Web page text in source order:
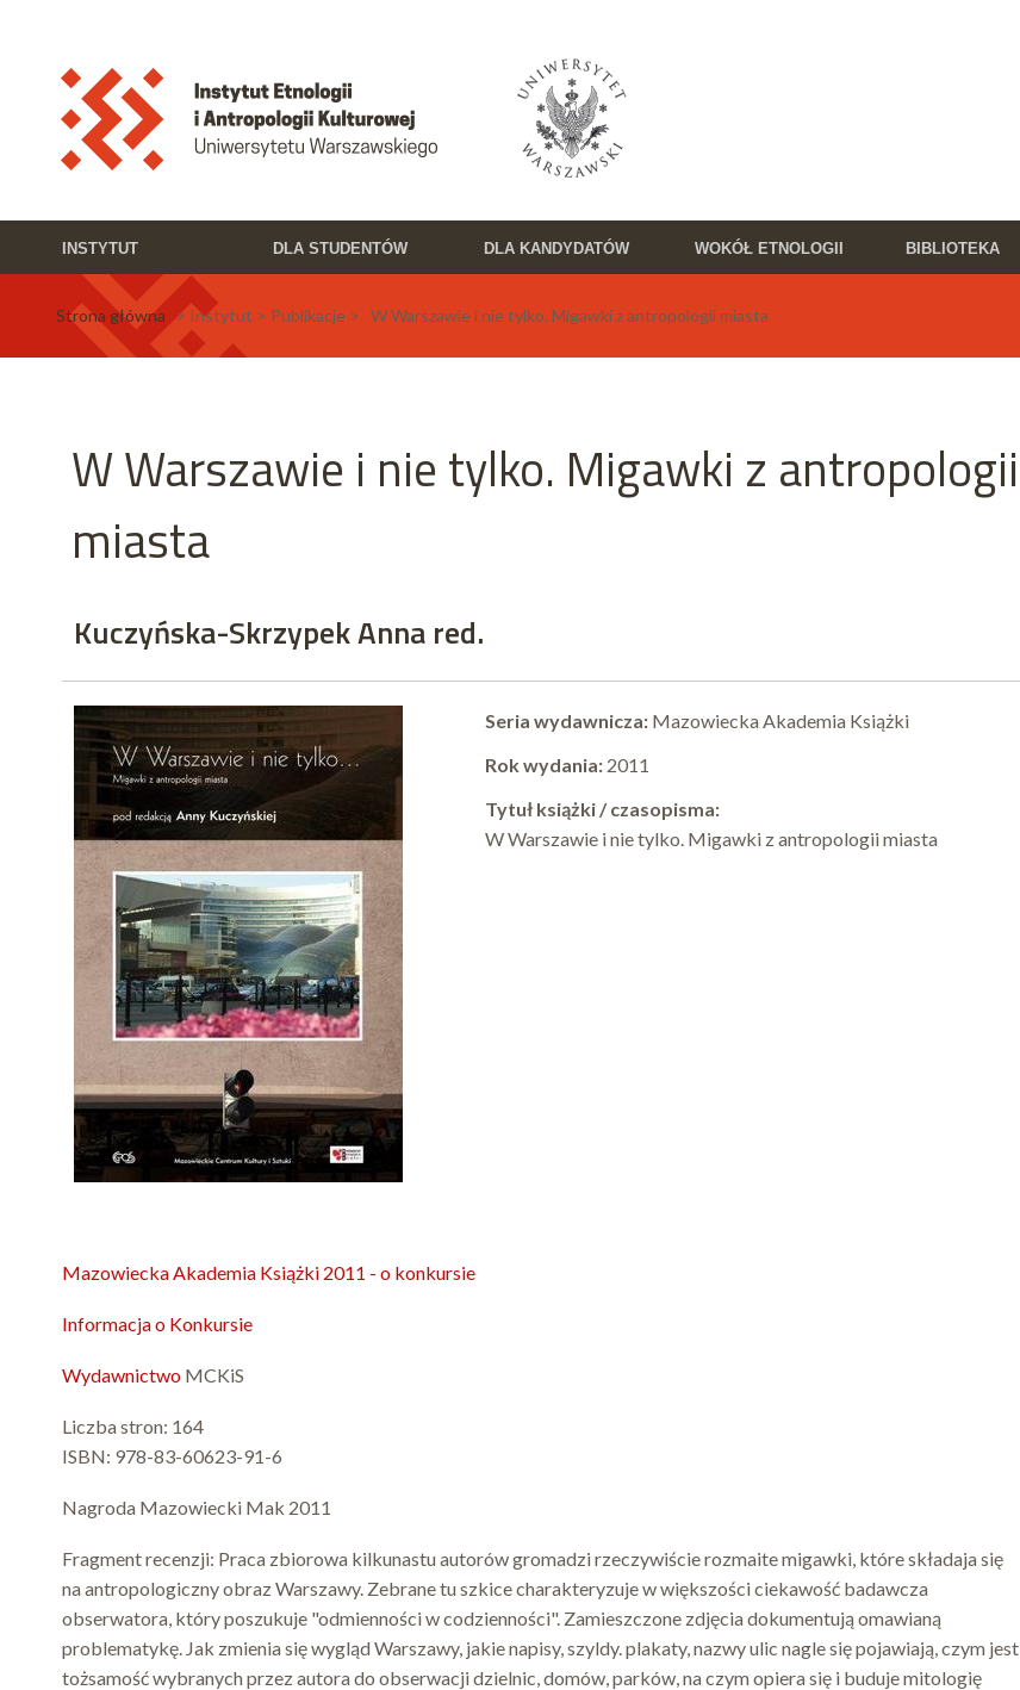
INSTYTUT DLA STUDENTÓW DLA KANDYDATÓW WOKÓŁ ETNOLOGII BIBLIOTEKA
Strona główna > Instytut > Publikacje > W Warszawie i nie tylko. Migawki z antropologii miasta
W Warszawie i nie tylko. Migawki z antropologii
miasta
Kuczyńska-Skrzypek Anna red.
Seria wydawnicza: Mazowiecka Akademia Książki
Rok wydania: 2011
Tytuł książki / czasopisma:
W Warszawie i nie tylko. Migawki z antropologii miasta
Mazowiecka Akademia Książki 2011 - o konkursie
Informacja o Konkursie
Wydawnictwo MCKiS
Liczba stron: 164
ISBN: 978-83-60623-91-6
Nagroda Mazowiecki Mak 2011
Fragment recenzji: Praca zbiorowa kilkunastu autorów gromadzi rzeczywiście rozmaite migawki, które składaja się
na antropologiczny obraz Warszawy. Zebrane tu szkice charakteryzuje w większości ciekawość badawcza
obserwatora, który poszukuje "odmienności w codzienności". Zamieszczone zdjęcia dokumentują omawianą
problematykę. Jak zmienia się wygląd Warszawy, jakie napisy, szyldy. plakaty, nazwy ulic nagle się pojawiają, czym jest
tożsamość wybranych przez autora do obserwacji dzielnic, domów, parków, na czym opiera się i buduje mitologię